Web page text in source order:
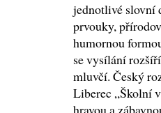
jednotlivé slovní
prvouky,
humornou
se vysílání
mluvčí. Český
Liberec „Školní
hravou a